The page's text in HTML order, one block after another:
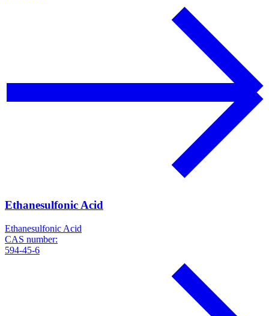
Ethanesulfonic Acid
Ethanesulfonic Acid
CAS number:
594-45-6